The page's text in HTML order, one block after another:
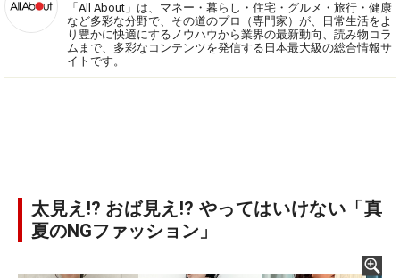
「All About」は、マネー・暮らし・住宅・グルメ・旅行・健康
など多彩な分野で、その道のプロ（専門家）が、日常生活をよ
り豊かに快適にするノウハウから業界の最新動向、読み物コラ
ムまで、多彩なコンテンツを発信する日本最大級の総合情報サ
イトです。
太見え!? おば見え!? やってはいけない「真
夏のNGファッション」